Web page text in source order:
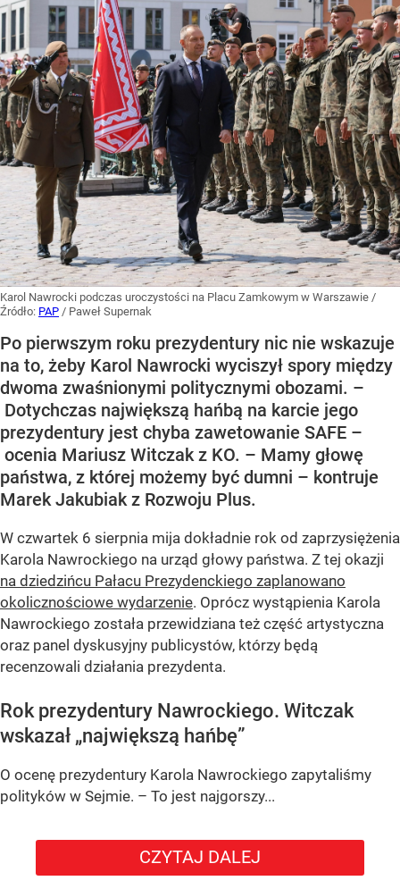
Karol Nawrocki podczas uroczystości na Placu Zamkowym w Warszawie /
Źródło: PAP / Paweł Supernak
Po pierwszym roku prezydentury nic nie wskazuje
na to, żeby Karol Nawrocki wyciszył spory między
dwoma zwaśnionymi politycznymi obozami. –
Dotychczas największą hańbą na karcie jego
prezydentury jest chyba zawetowanie SAFE –
ocenia Mariusz Witczak z KO. – Mamy głowę
państwa, z której możemy być dumni – kontruje
Marek Jakubiak z Rozwoju Plus.
W czwartek 6 sierpnia mija dokładnie rok od zaprzysiężenia
Karola Nawrockiego na urząd głowy państwa. Z tej okazji
na dziedzińcu Pałacu Prezydenckiego zaplanowano
okolicznościowe wydarzenie. Oprócz wystąpienia Karola
Nawrockiego została przewidziana też część artystyczna
oraz panel dyskusyjny publicystów, którzy będą
recenzowali działania prezydenta.
Rok prezydentury Nawrockiego. Witczak
wskazał „największą hańbę”
O ocenę prezydentury Karola Nawrockiego zapytaliśmy
polityków w Sejmie. – To jest najgorszy...
CZYTAJ DALEJ